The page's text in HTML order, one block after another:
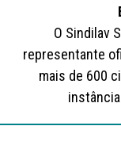
O Sindilav
representante
mais de 600